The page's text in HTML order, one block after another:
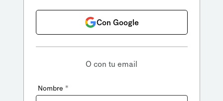
Con Google
O con tu email
Nombre *